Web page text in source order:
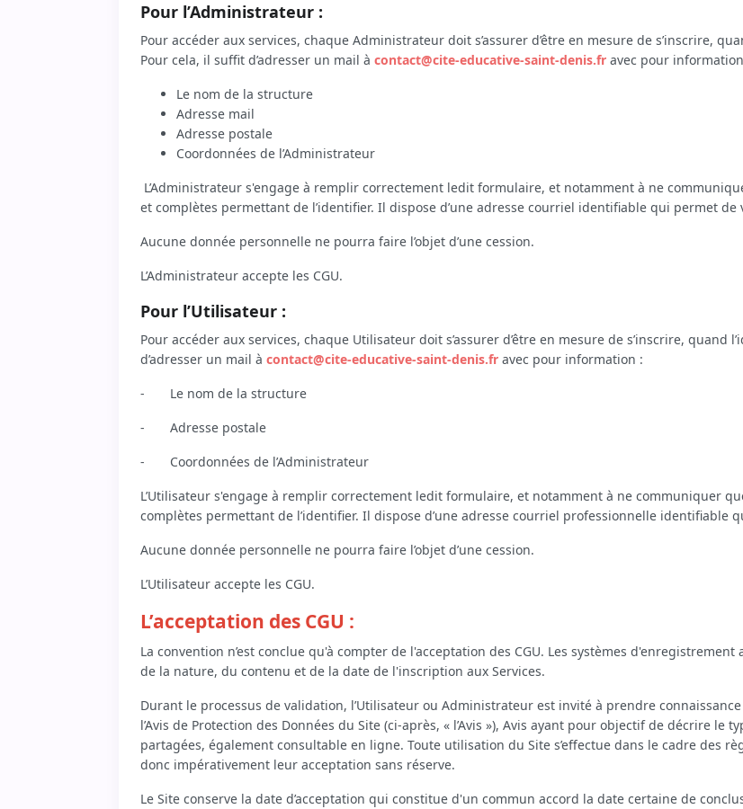
Pour l’Administrateur :
Pour accéder aux services, chaque Administrateur doit s’assurer d’être en mesure de s’inscrire,
Pour cela, il suffit d’adresser un mail à contact@cite-educative-saint-denis.fr avec pour
Le nom de la structure
Adresse mail
Adresse postale
Coordonnées de l’Administrateur
L’Administrateur s'engage à remplir correctement ledit formulaire, et notamment à ne
et complètes permettant de l’identifier. Il dispose d’une adresse courriel identifiable qui permet
Aucune donnée personnelle ne pourra faire l’objet d’une cession.
L’Administrateur accepte les CGU.
Pour l’Utilisateur :
Pour accéder aux services, chaque Utilisateur doit s’assurer d’être en mesure de s’inscrire, quand
d’adresser un mail à contact@cite-educative-saint-denis.fr avec pour information :
-
Le nom de la structure
-
Adresse postale
-
Coordonnées de l’Administrateur
L’Utilisateur s'engage à remplir correctement ledit formulaire, et notamment à ne communiquer
complètes permettant de l’identifier. Il dispose d’une adresse courriel professionnelle identifiable
Aucune donnée personnelle ne pourra faire l’objet d’une cession.
L’Utilisateur accepte les CGU.
L’acceptation des CGU :
La convention n’est conclue qu'à compter de l'acceptation des CGU. Les systèmes
de la nature, du contenu et de la date de l'inscription aux Services.
Durant le processus de validation, l’Utilisateur ou Administrateur est invité à prendre
l’Avis de Protection des Données du Site (ci-après, « l’Avis »), Avis ayant pour objectif de décrire
partagées, également consultable en ligne. Toute utilisation du Site s’effectue dans le cadre des
donc impérativement leur acceptation sans réserve.
Le Site conserve la date d’acceptation qui constitue d'un commun accord la date certaine de